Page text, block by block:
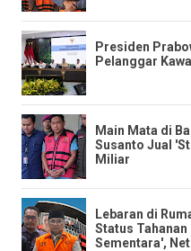
Presiden
Pelanggar
​Main Mata di
Susanto Jual
Miliar
​Lebaran di
Status Tahanan
Sementara',